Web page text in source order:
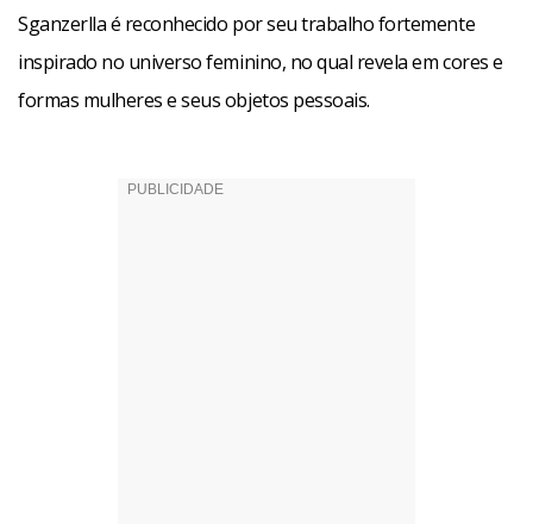
Sganzerlla é reconhecido por seu trabalho fortemente
inspirado no universo feminino, no qual revela em cores e
formas mulheres e seus objetos pessoais.